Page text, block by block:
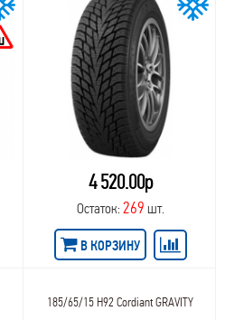
4 520.00р
Остаток:269 шт.
В КОРЗИНУ
185/65/15 H92 Cordiant GRAVITY